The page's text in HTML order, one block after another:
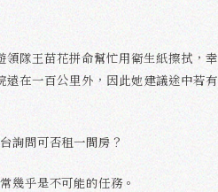
隊王苗花拼命幫忙用衛生紙擦拭，幸
在一百公里外，因此她建議途中若有
詢問可否租一間房？
幾乎是不可能的任務。